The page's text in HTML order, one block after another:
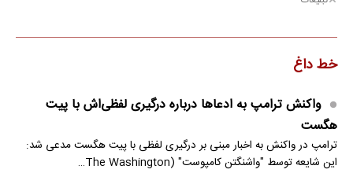
خط داغ
واکنش ترامپ به ادعاها درباره درگیری لفظی‌اش با پیت
هگست
ترامپ در واکنش به اخبار مبنی بر درگیری لفظی با پیت هگست مدعی شد:
این شایعه توسط "واشنگتن کامپوست" (The Washington…